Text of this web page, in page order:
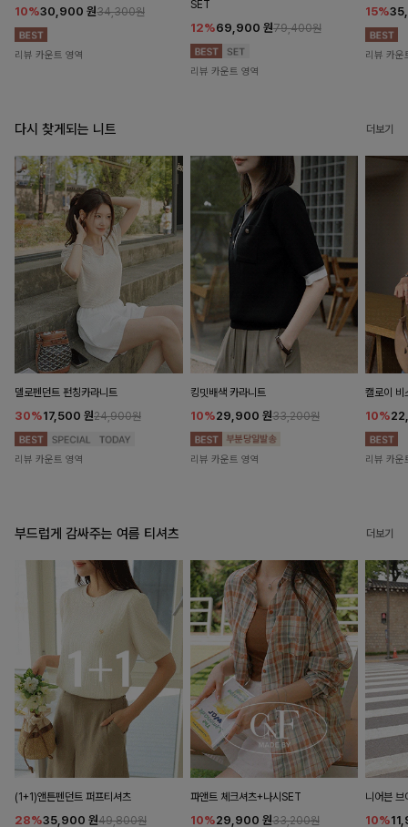
10%30,900 원34,300원
리뷰 카운트 영역
SET
12%69,900 원79,400원
리뷰 카운트 영역
15%
리뷰 카운
다시 찾게되는 니트 더보기
델로펜던트 펀칭카라니트
30%17,500 원24,900원
리뷰 카운트 영역
킹밋배색 카라니트
10%29,900 원33,200원
리뷰 카운트 영역
캘로이 비
10%
리뷰 카운
부드럽게 감싸주는 여름 티셔츠 더보기
(1+1)앤튼펜던트 퍼프티셔츠
28%35,900 원49,800원
파앤트 체크셔츠+나시SET
10%29,900 원33,200원
니어븐 브
10%